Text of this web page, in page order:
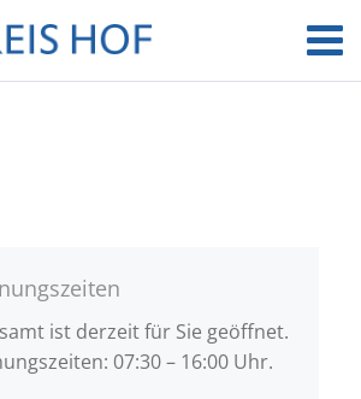
ist derzeit für Sie geöffnet.
07:30 – 16:00 Uhr.